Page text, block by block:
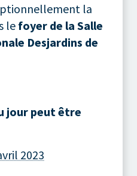
la
le foyer de la Salle
Desjardins de
jour peut être
2023